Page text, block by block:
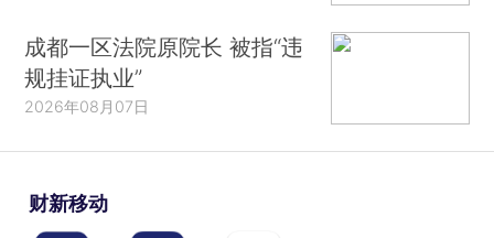
成都一区法院原院长 被指“违
规挂证执业”
2026年08月07日
财新移动